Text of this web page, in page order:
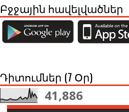
Բջջային հավելվածներ
Դիտումներ (7 Օր)
41,886